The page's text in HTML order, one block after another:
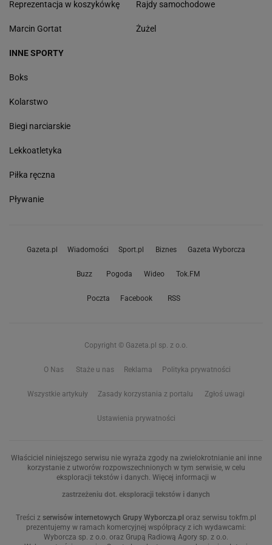
Reprezentacja w koszykówkę
Marcin Gortat
Rajdy samochodowe
Żużel
INNE SPORTY
Boks
Kolarstwo
Biegi narciarskie
Lekkoatletyka
Piłka ręczna
Pływanie
Gazeta.pl Wiadomości Sport.pl Biznes Gazeta Wyborcza
Buzz Pogoda Wideo Tok.FM
Poczta Facebook RSS
Copyright © Gazeta.pl sp. z o.o.
O Nas Staże u nas Reklama Polityka prywatności
Wszystkie artykuły Zasady korzystania z portalu Zgłoś uwagi
Ustawienia prywatności
Właściciel niniejszego serwisu nie wyraża zgody na zwielokrotnianie ani inne
korzystanie z utworów rozpowszechnionych w tym serwisie, w celu
eksploracji tekstów i danych. Więcej informacji w
zastrzeżeniu dot. eksploracji tekstów i danych
Treści z serwisów internetowych Grupy Wyborcza.pl oraz serwisu tokfm.pl
prezentujemy w ramach komercyjnej współpracy z ich wydawcami:
Wyborcza sp. z o.o. oraz Grupą Radiową Agory sp. z o.o.